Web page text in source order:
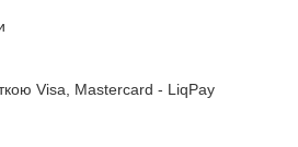
Visa, Mastercard - LiqPay